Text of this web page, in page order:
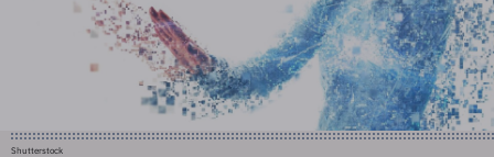
Shutterstock